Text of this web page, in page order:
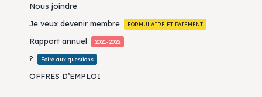
Nous joindre
Je veux devenir membre
FORMULAIRE ET PAIEMENT
Rapport annuel 2021-2022
? Foire aux questions
OFFRES D’EMPLOI